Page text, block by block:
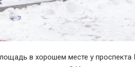
в хорошем месте у